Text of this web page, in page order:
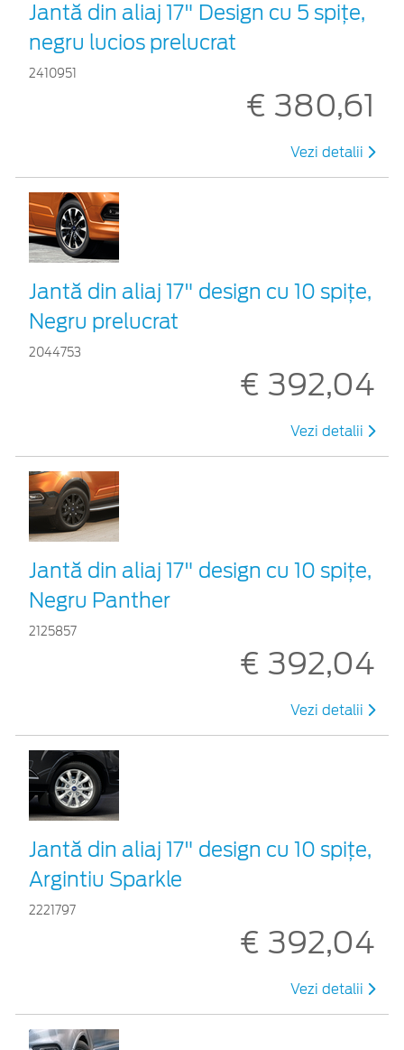
Jantă din aliaj 17" Design cu 5 spiţe,
negru lucios prelucrat
2410951
€ 380,61
Vezi detalii
Jantă din aliaj 17" design cu 10 spițe,
Negru prelucrat
2044753
€ 392,04
Vezi detalii
Jantă din aliaj 17" design cu 10 spițe,
Negru Panther
2125857
€ 392,04
Vezi detalii
Jantă din aliaj 17" design cu 10 spițe,
Argintiu Sparkle
2221797
€ 392,04
Vezi detalii